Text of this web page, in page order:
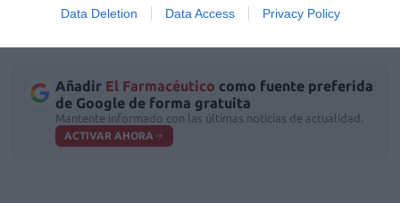
Data Deletion Data Access Privacy Policy
Añadir El Farmacéutico como fuente preferida
de Google de forma gratuita
Mantente informado con las últimas noticias de actualidad.
ACTIVAR AHORA